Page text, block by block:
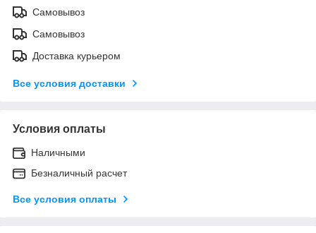
Самовывоз
Самовывоз
Доставка курьером
Все условия доставки
Условия оплаты
Наличными
Безналичный расчет
Все условия оплаты